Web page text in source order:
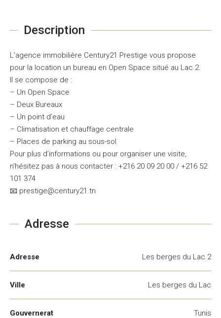
Description
L’agence immobilière Century21 Prestige vous propose
pour la location un bureau en Open Space situé au Lac 2.
Il se compose de :
– Un Open Space
– Deux Bureaux
– Un point d’eau
– Climatisation et chauffage centrale
– Places de parking au sous-sol
Pour plus d’informations ou pour organiser une visite,
n’hésitez pas à nous contacter : +216 20 09 20 00 / +216 52
101 374
📧 prestige@century21.tn
Adresse
Adresse Les berges du Lac 2
Ville Les berges du Lac
Gouvernerat Tunis